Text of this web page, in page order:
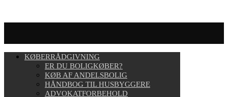
KØBERRÅDGIVNING
ER DU BOLIGKØBER?
KØB AF ANDELSBOLIG
HÅNDBOG TIL HUSBYGGERE
ADVOKATFORBEHOLD